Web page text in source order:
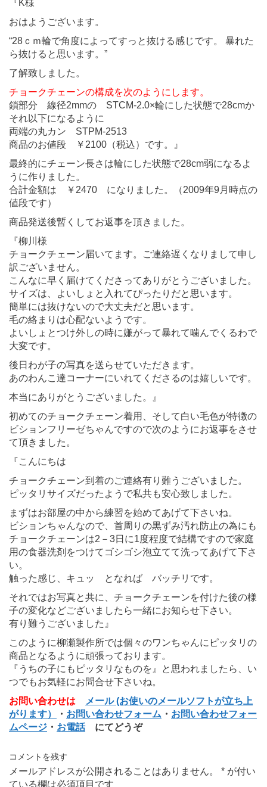
『K様
おはようございます。
“28ｃｍ輪で角度によってすっと抜ける感じです。 暴れた
ら抜けると思います。”
了解致しました。
チョークチェーンの構成を次のようにします。
鎖部分 線径2mmの STCM-2.0×輪にした状態で28cmか
それ以下になるように
両端の丸カン STPM-2513
商品のお値段 ￥2100（税込）です。』
最終的にチェーン長さは輪にした状態で28cm弱になるよ
うに作りました。
合計金額は ￥2470 になりました。（2009年9月時点の
値段です）
商品発送後暫くしてお返事を頂きました。
『柳川様
チョークチェーン届いてます。ご連絡遅くなりまして申し
訳ございません。
こんなに早く届けてくださってありがとうございました。
サイズは、よいしょと入れてぴったりだと思います。
簡単には抜けないので大丈夫だと思います。
毛の絡まりは心配ないようです。
よいしょとつけ外しの時に嫌がって暴れて噛んでくるわで
大変です。
後日わが子の写真を送らせていただきます。
あのわんこ達コーナーにいれてくださるのは嬉しいです。
本当にありがとうございました。』
初めてのチョークチェーン着用、そして白い毛色が特徴の
ビションフリーゼちゃんですので次のようにお返事をさせ
て頂きました。
『こんにちは
チョークチェーン到着のご連絡有り難うございました。
ピッタリサイズだったようで私共も安心致しました。
まずはお部屋の中から練習を始めてあげて下さいね。
ビションちゃんなので、首周りの黒ずみ汚れ防止の為にも
チョークチェーンは2－3日に1度程度で結構ですので家庭
用の食器洗剤をつけてゴシゴシ泡立てて洗ってあげて下さ
い。
触った感じ、キュッ となれば バッチリです。
それではお写真と共に、チョークチェーンを付けた後の様
子の変化などございましたら一緒にお知らせ下さい。
有り難うございました』
このように柳瀬製作所では個々のワンちゃんにピッタリの
商品となるように頑張っております。
『うちの子にもピッタリなものを』と思われましたら、い
つでもお気軽にお問合せ下さいね。
お問い合わせは
メール (お使いのメールソフトが立ち上
がります）
・ お問い合わせフォーム ・ お問い合わせフォー
ムページ ・ お電話にてどうぞ
コメントを残す
メールアドレスが公開されることはありません。 * が付い
ている欄は必須項目です